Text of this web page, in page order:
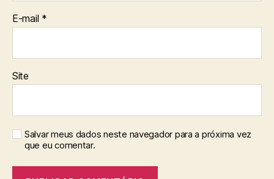
E-mail *
Site
Salvar meus dados neste navegador para a próxima vez
que eu comentar.